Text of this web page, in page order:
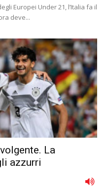
Europei Under 21, l’Italia fa il
deve...
La
azzurri